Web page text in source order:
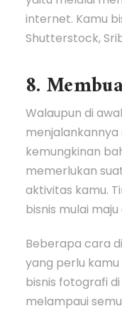
internet. Kamu
Shutterstock,
8.
Walaupun di
kemungkinan
memerlukan
aktivitas kamu.
bisnis mulai
Beberapa cara
yang perlu
bisnis fotografi
melampaui